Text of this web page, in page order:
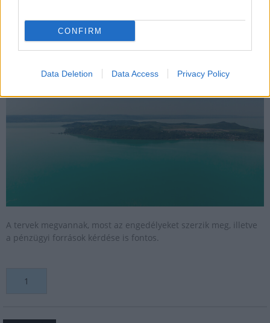
CONFIRM
Data Deletion Data Access Privacy Policy
Balaton környékének ivóvízellátását
2025.09.10
A tervek megvannak, most az engedélyeket szerzik meg, illetve
a pénzügyi források kérdése is fontos.
1